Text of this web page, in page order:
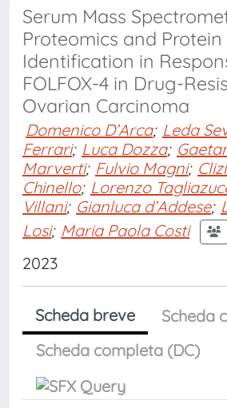
Serum Mass
Proteomics and Protein
Identification in
FOLFOX-4 in Drug-
Ovarian Carcinoma
Domenico D’Arca; Leda
Ferrari; Luca Dozza;
Marverti; Fulvio Magni;
Chinello; Lorenzo
Villani; Gianluca d’Addese;
Losi; Maria Paola Costi
2023
Scheda breve
Scheda
Scheda completa (DC)